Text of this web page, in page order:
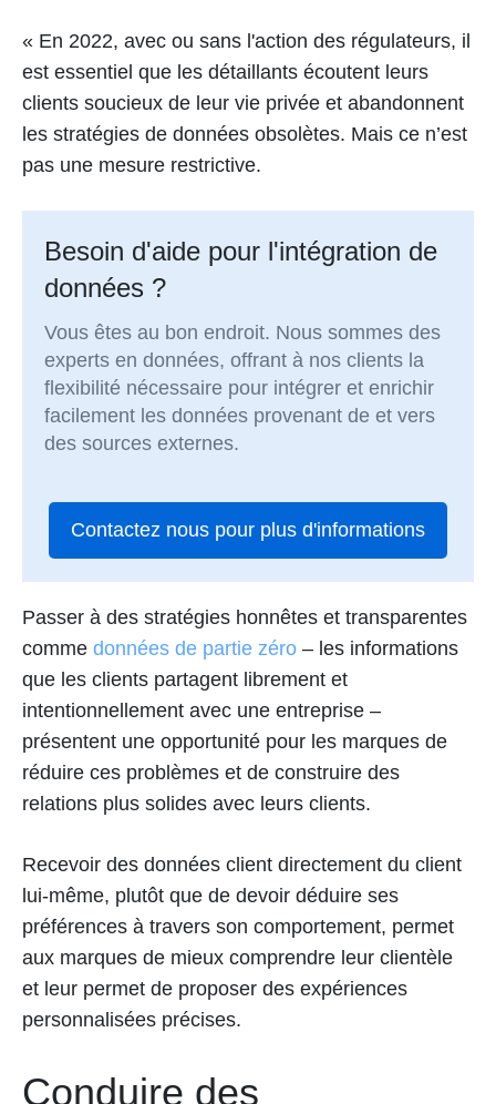
« En 2022, avec ou sans l'action des régulateurs, il
est essentiel que les détaillants écoutent leurs
clients soucieux de leur vie privée et abandonnent
les stratégies de données obsolètes. Mais ce n’est
pas une mesure restrictive.
Besoin d'aide pour l'intégration de
données ?
Vous êtes au bon endroit. Nous sommes des
experts en données, offrant à nos clients la
flexibilité nécessaire pour intégrer et enrichir
facilement les données provenant de et vers
des sources externes.
Contactez nous pour plus d'informations
Passer à des stratégies honnêtes et transparentes
comme données de partie zéro – les informations
que les clients partagent librement et
intentionnellement avec une entreprise –
présentent une opportunité pour les marques de
réduire ces problèmes et de construire des
relations plus solides avec leurs clients.
Recevoir des données client directement du client
lui-même, plutôt que de devoir déduire ses
préférences à travers son comportement, permet
aux marques de mieux comprendre leur clientèle
et leur permet de proposer des expériences
personnalisées précises.
Conduire des